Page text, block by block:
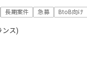
長期案件 急募 BtoB向け
ンス)